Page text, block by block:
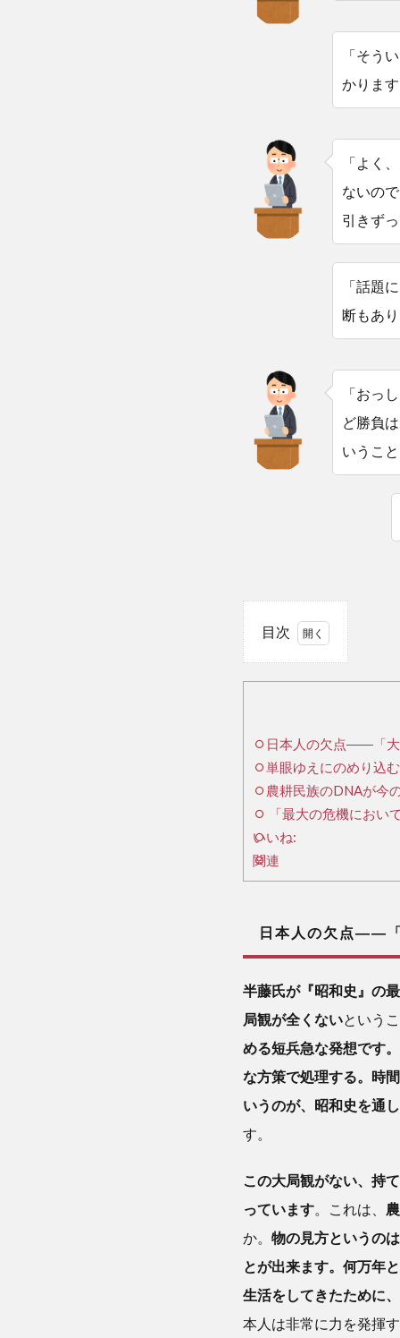
「そう
かりま
「よく
ないの
引きず
「話題
断もあ
「おっ
ど勝負
いうこ
目次
本人の欠
局観が全
くない、
複眼的な
考え方が
ほとんど
不在」
2
単
眼ゆえに
む
―― 「国
民的熱狂
をつくっ
てはいけ
ない」
3
農
族の
DNA
が今
本人
日本人の欠点――「大
単眼ゆえにのめり込
農耕民族のDNAが今
「最大の危機におい
いいね:
関連
日本人の欠点――「
半藤氏が『昭和史』の
局観が全くないという
める短兵急な発想です
な方策で処理する。時
いうのが、昭和史を通
す。
この大局観がない、持
っています 。これは、
か。 物の見方というの
とが出来ます。何万年
生活をしてきたために
本人は非常に力を発揮